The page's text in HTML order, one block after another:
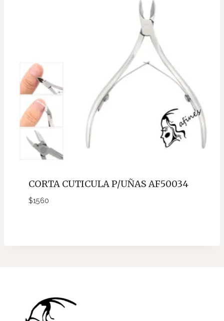
CORTA CUTICULA P/UÑAS AF50034
$1560